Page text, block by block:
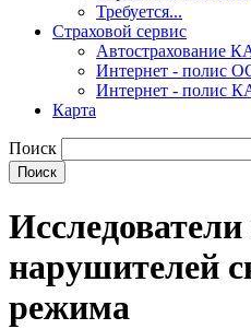
Требуется...
Страховой сервис
Интернет - полис
Интернет - полис
Карта
Поиск
нарушителей
режима